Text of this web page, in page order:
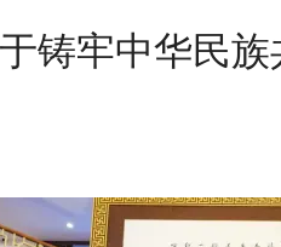
铸牢中华民